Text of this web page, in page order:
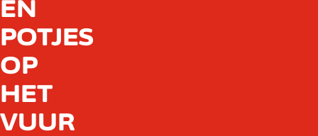
EN
POTJES
OP
HET
VUUR